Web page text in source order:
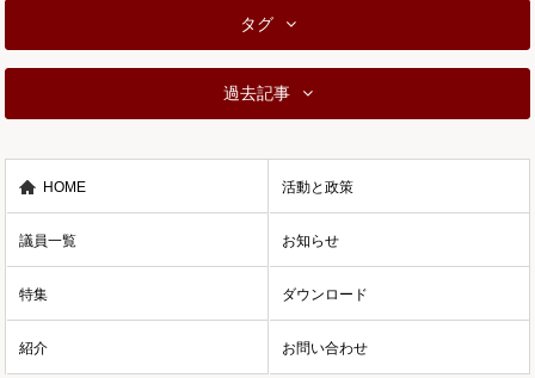
タグ
過去記事
HOME 活動と政策
議員一覧 お知らせ
特集 ダウンロード
紹介 お問い合わせ